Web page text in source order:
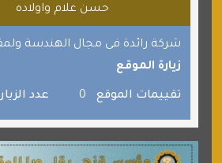
برامج كمبيوتر
جائزة دبي الدولية للقران الكريم
صفنة دوت كوم
الألسن لخدمات الترجمة
حسن علام واولاده
شركة رائدة فى مجال الهندسة
زيارة الموقع
تقييمات الموقع 0 عدد